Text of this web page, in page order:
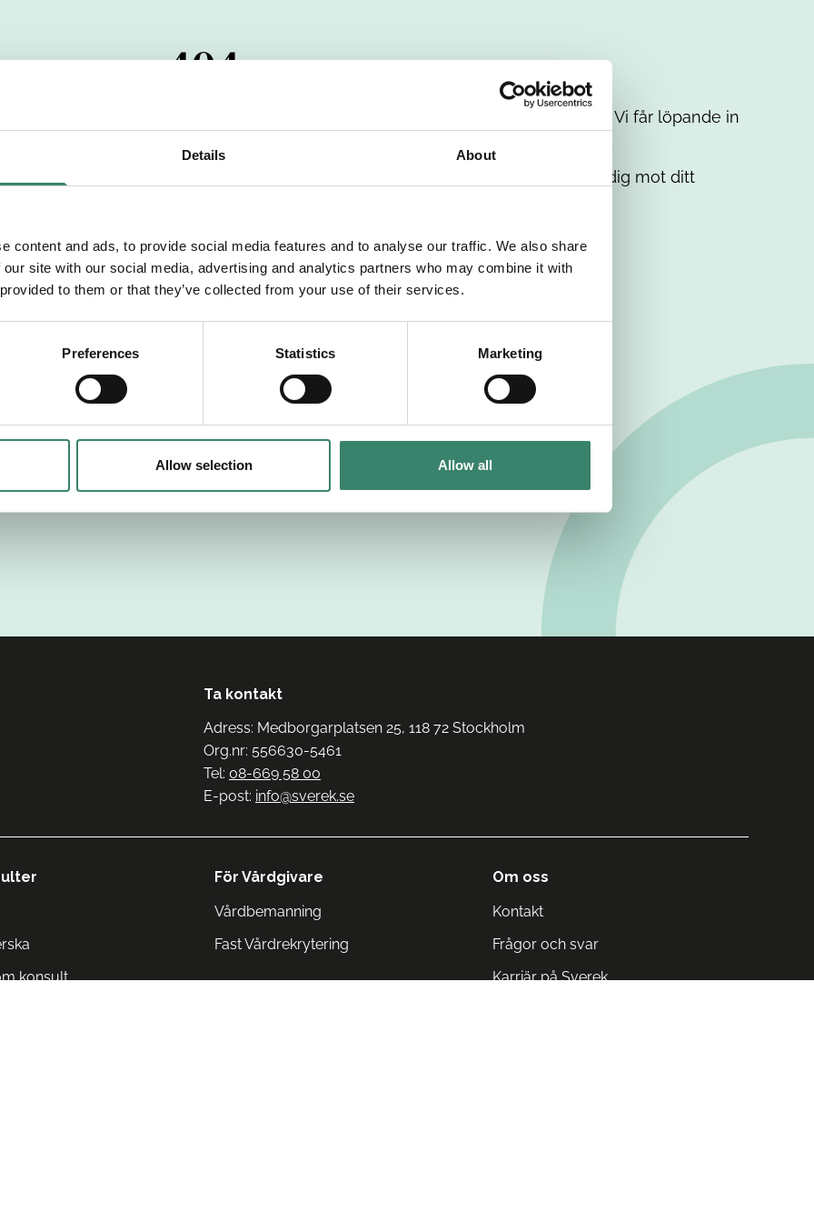
Details About
content and ads, to provide social media features and to analyse our traffic. We also share
site with our social media, advertising and analytics partners who may combine it with
to them or that they’ve collected from your use of their services.
Preferences Statistics Marketing
Allow selection Allow all
404
har passerats. Vi uppskattar verkligen ditt intresse. Misströsta inte. Vi får löpande in
dig med mer information om våra aktuella uppdrag. Tillsammans matchar vi dig mot ditt
Tillbaka till Sverek
Ta kontakt
Adress: Medborgarplatsen 25, 118 72 Stockholm
Org.nr: 556630-5461
Tel: 08-669 58 00
E-post: info@sverek.se
konsult
För Vårdgivare
Vårdbemanning
Fast Vårdrekrytering
Om oss
Kontakt
Frågor och svar
Karriär på Sverek